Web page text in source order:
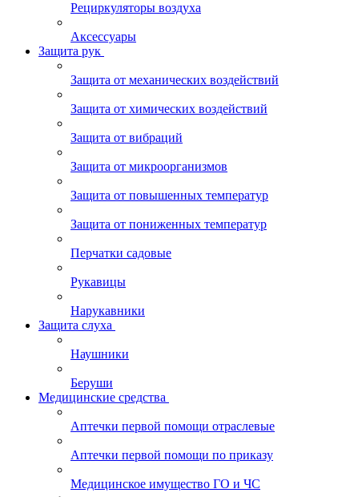
Рециркуляторы воздуха
Аксессуары
Защита рук
Защита от механических воздействий
Защита от химических воздействий
Защита от вибраций
Защита от микроорганизмов
Защита от повышенных температур
Защита от пониженных температур
Перчатки садовые
Рукавицы
Нарукавники
Защита слуха
Наушники
Беруши
Медицинские средства
Аптечки первой помощи отраслевые
Аптечки первой помощи по приказу
Медицинское имущество ГО и ЧС